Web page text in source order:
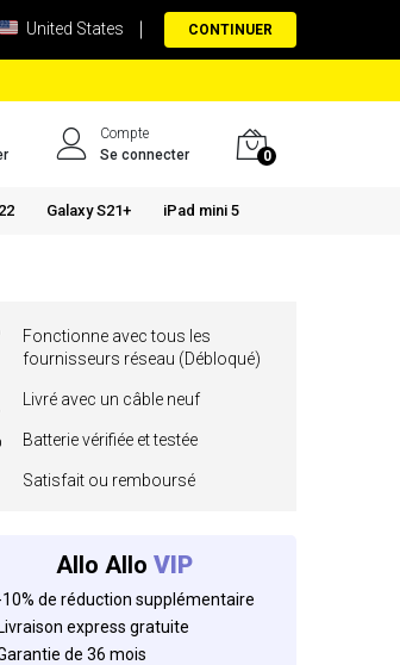
United States CONTINUER
Compte
Se connecter
0
Galaxy S21+ iPad mini 5
Fonctionne avec tous les
fournisseurs réseau (Débloqué)
Livré avec un câble neuf
Batterie vérifiée et testée
Satisfait ou remboursé
Allo Allo VIP
10% de réduction supplémentaire
Livraison express gratuite
de 36 mois